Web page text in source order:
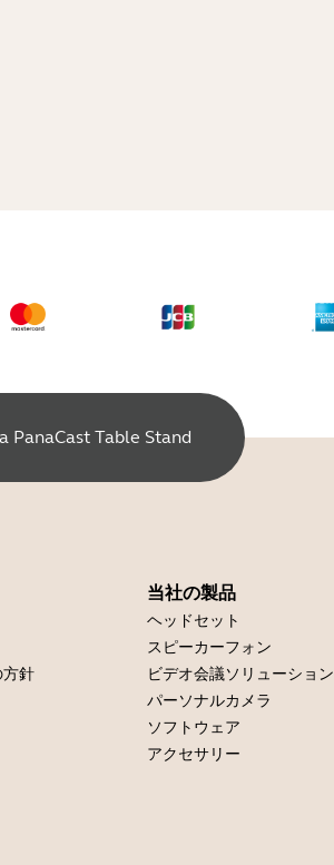
PanaCast Table Stand
方針
当社の製品
ヘッドセット
スピーカーフォン
ビデオ会議ソリューション
パーソナルカメラ
ソフトウェア
アクセサリー